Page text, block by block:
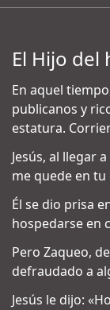
El Hijo del
En aquel
publicanos y
estatura.
Jesús, al llegar
me quede en tu
Él se dio prisa
hospedarse en
Pero Zaqueo,
defraudado a
Jesús le dijo: